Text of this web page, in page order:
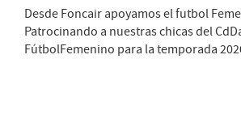
Desde Foncair apoyamos el futbol
Patrocinando a nuestras chicas del
FútbolFemenino para la temporada